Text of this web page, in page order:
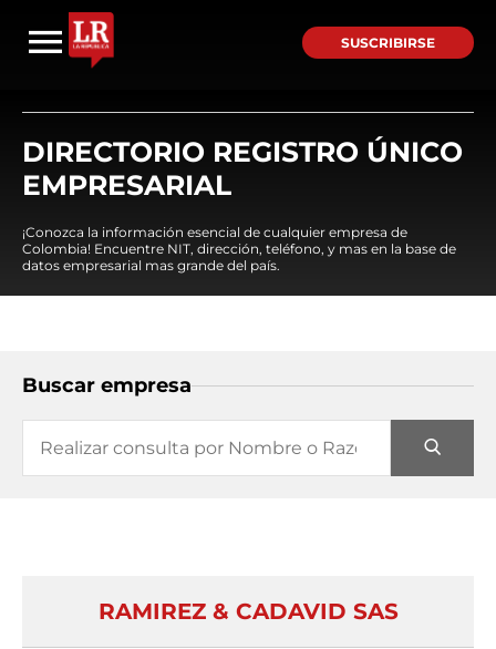
SUSCRIBIRSE
DIRECTORIO REGISTRO ÚNICO
EMPRESARIAL
¡Conozca la información esencial de cualquier empresa de
Colombia! Encuentre NIT, dirección, teléfono, y mas en la base de
datos empresarial mas grande del país.
Buscar empresa
RAMIREZ & CADAVID SAS